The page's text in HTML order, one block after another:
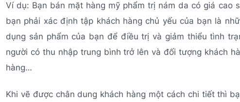
Ví dụ: Bạn bán mặt hàng mỹ phẩm trị nám da có giá cao
bạn phải xác định tập khách hàng chủ yếu của bạn là
dụng sản phẩm của bạn để điều trị và giảm thiểu tình
người có thu nhập trung bình trở lên và đối tượng khách
hàng…
Khi vẽ được chân dung khách hàng một cách chi tiết thì